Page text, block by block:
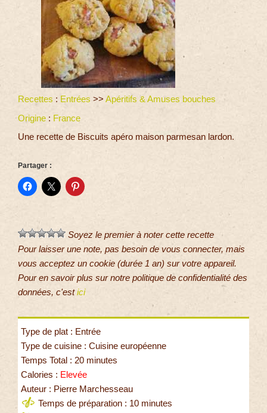
Recettes : Entrées >> Apéritifs & Amuses bouches
Origine : France
Une recette de Biscuits apéro maison parmesan lardon.
Partager :
Soyez le premier à noter cette recette
Pour laisser une note, pas besoin de vous connecter, mais
vous acceptez un cookie (durée 1 an) sur votre appareil.
Pour en savoir plus sur notre politique de confidentialité des
données, c'estici
Type de plat : Entrée
Type de cuisine : Cuisine européenne
Temps Total : 20 minutes
Calories : Elevée
Auteur : Pierre Marchesseau
Temps de préparation : 10 minutes